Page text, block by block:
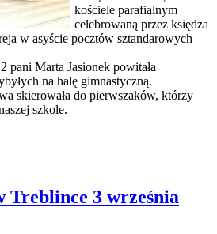
kościele parafialnym
celebrowaną przez księdza
w asyście pocztów sztandarowych
pani Marta Jasionek powitała
na halę gimnastyczną.
skierowała do pierwszaków, którzy
szkole.
Treblince 3 września